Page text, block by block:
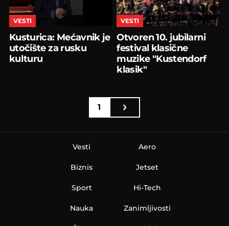
VESTI
Kusturica: Mećavnik je
utočište za rusku
kulturu
VESTI
Otvoren 10. jubilarni
festival klasične
muzike "Kustendorf
klasik"
1
Vesti
Biznis
Sport
Nauka
Aero
Jetset
Hi-Tech
Zanimljivosti